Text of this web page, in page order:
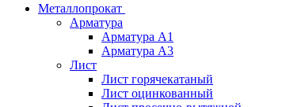
Металлопрокат
Арматура
Арматура А1
Арматура А3
Лист
Лист горячекатаный
Лист оцинкованный